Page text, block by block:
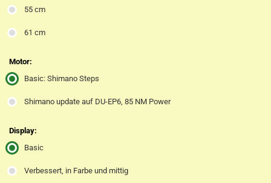
55 cm
61 cm
Motor:
Basic: Shimano Steps
Shimano update auf DU-EP6, 85 NM Power
Display:
Basic
Verbessert, in Farbe und mittig